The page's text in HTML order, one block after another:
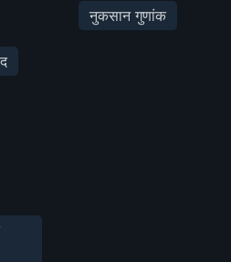
नुकसान गुणांक